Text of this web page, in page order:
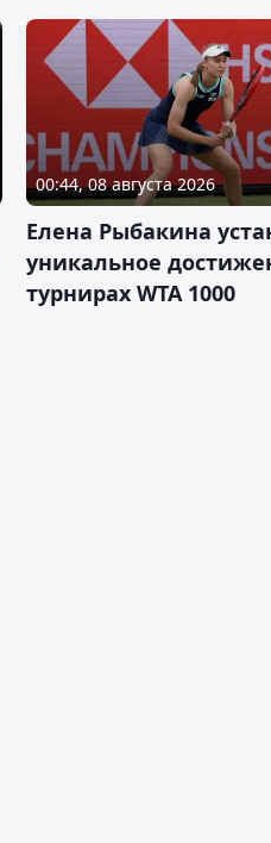
00:44, 08 августа 2026
Елена Рыбакина
уникальное
турнирах WTA 1000